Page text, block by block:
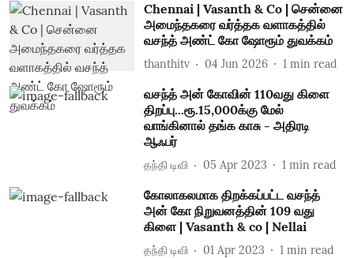
Chennai | Vasanth & Co | சென்னை
அமைந்தகரை வர்த்தக வளாகத்தில்
வசந்த் அண்ட் கோ ஷோரூம் துவக்கம்
thanthitv 04 Jun 2026 1 min read
வசந்த் அன் கோவின் 110வது கிளை
திறப்பு...ரூ.15,000க்கு மேல்
வாங்கினால் தங்க காசு - அதிரடி
ஆஃபர்
தந்தி டிவி 05 Apr 2023 1 min read
கோலாகலமாக திறக்கப்பட்ட வசந்த்
அன் கோ நிறுவனத்தின் 109 வது
கிளை | Vasanth & co | Nellai
தந்தி டிவி 01 Apr 2023 1 min read